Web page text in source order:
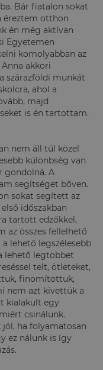
Bár fiatalon sokat
éreztem otthon
én még aktívan
Egyetemen
komolyabban az
akkori
szárazföldi munkát
ahol a
majd
is én tartottam.
nem áll túl közel
különbség van
gondolná. A
segítséget bőven.
sokat segített az
időszakban
tartott edzőkkel,
az összes fellelhető
lehető legszélesebb
lehető legtöbbet
telt, ötleteket,
finomítottuk,
nem azt kivettük a
kialakult egy
csinálunk.
ha folyamatosan
ez nálunk is így